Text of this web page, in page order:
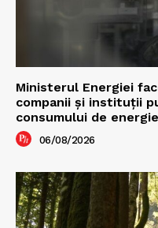
Ministerul Energiei
companii și instituții
consumului de
06/08/2026